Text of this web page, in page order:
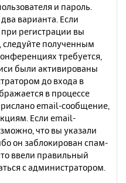
и пароль.
варианта. Если
регистрации вы
следуйте полученным
требуется,
были активированы
до входа в
в процессе
email-сообщение,
Если email-
что вы указали
он заблокирован спам-
ввели правильный
с администратором.